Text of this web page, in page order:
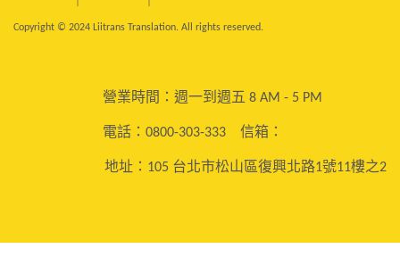
Copyright © 2024 Liitrans Translation. All rights reserved.
營業時間：週一到週五 8 AM - 5 PM
電話：0800-303-333 信箱：
地址：105 台北市松山區復興北路1號11樓之2